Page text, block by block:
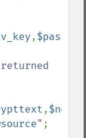
,
,
"